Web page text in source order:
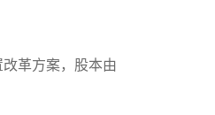
革方案，股本由